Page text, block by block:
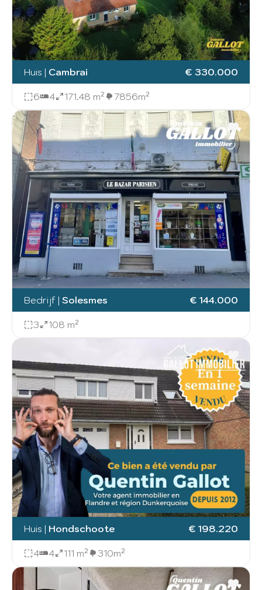
Huis | Cambrai € 330.000
6 4 171.48 m² 7856m²
Bedrijf | Solesmes € 144.000
3 108 m²
Huis | Hondschoote € 198.220
4 4 111 m² 310m²